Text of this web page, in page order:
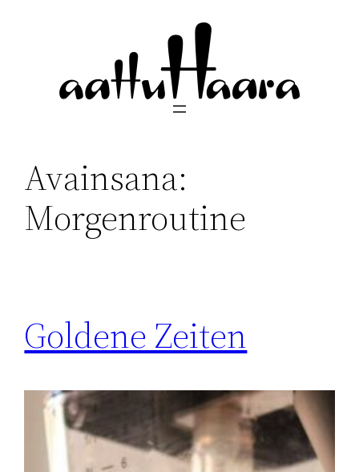
Avainsana:
Morgenroutine
Goldene Zeiten